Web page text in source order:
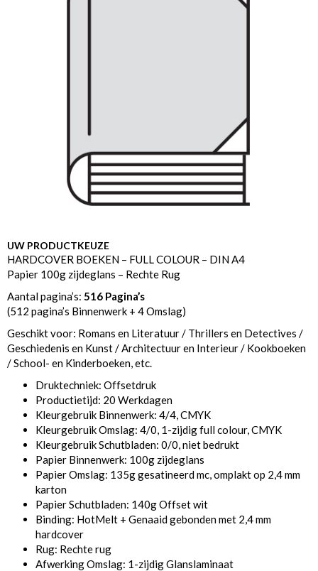
UW PRODUCTKEUZE
HARDCOVER BOEKEN – FULL COLOUR – DIN A4
Papier 100g zijdeglans – Rechte Rug
Aantal pagina’s: 516 Pagina’s
(512 pagina’s Binnenwerk + 4 Omslag)
Geschikt voor: Romans en Literatuur / Thrillers en Detectives /
Geschiedenis en Kunst / Architectuur en Interieur / Kookboeken
/ School- en Kinderboeken, etc.
Druktechniek: Offsetdruk
Productietijd: 20 Werkdagen
Kleurgebruik Binnenwerk: 4/4, CMYK
Kleurgebruik Omslag: 4/0, 1-zijdig full colour, CMYK
Kleurgebruik Schutbladen: 0/0, niet bedrukt
Papier Binnenwerk: 100g zijdeglans
Papier Omslag: 135g gesatineerd mc, omplakt op 2,4 mm
karton
Papier Schutbladen: 140g Offset wit
Binding: HotMelt + Genaaid gebonden met 2,4 mm
hardcover
Rug: Rechte rug
Afwerking Omslag: 1-zijdig Glanslaminaat